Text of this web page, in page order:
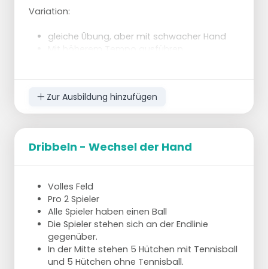
Variation:
gleiche Übung, aber mit schwacher Hand
Zur Ausbildung hinzufügen
Dribbeln - Wechsel der Hand
Volles Feld
Pro 2 Spieler
Alle Spieler haben einen Ball
Die Spieler stehen sich an der Endlinie
gegenüber.
In der Mitte stehen 5 Hütchen mit Tennisball
und 5 Hütchen ohne Tennisball.